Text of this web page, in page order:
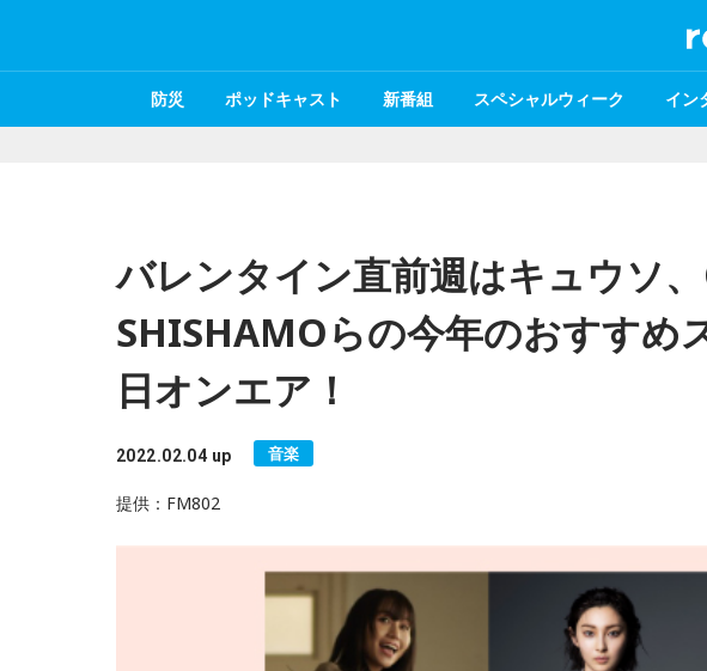
防災 ポッドキャスト 新番組 スペシャルウィーク イン
バレンタイン直前週はキュウソ、
SHISHAMOらの今年のおすすめ
日オンエア！
2022.02.04 up 音楽
提供：FM802